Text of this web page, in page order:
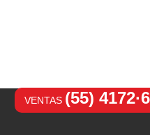
VENTAS (55)